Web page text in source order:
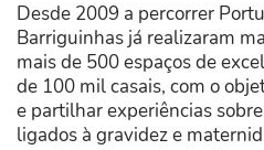
Desde 2009 a percorrer
Barriguinhas já realizaram
mais de 500 espaços de
de 100 mil casais, com o
e partilhar experiências
ligados à gravidez e